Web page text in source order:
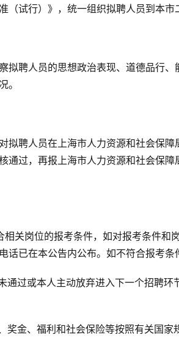
（试行）》，统一组织拟聘人员到本市
拟聘人员的思想政治表现、道德品行
。
拟聘人员在上海市人力资源和社会保
通过，再报上海市人力资源和社会保
相关岗位的报考条件，如对报考条件和
话已在本公告内公布。如不符合报考条
通过或本人主动放弃进入下一个招聘
金、福利和社会保险等按照有关国家